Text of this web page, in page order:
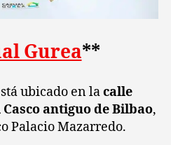
Gurea**
ubicado en lacalle
antiguo de Bilbao,
Palacio Mazarredo.